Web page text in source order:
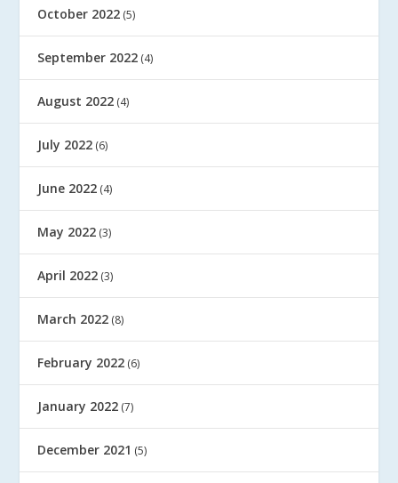
October 2022 (5)
September 2022 (4)
August 2022 (4)
July 2022 (6)
June 2022 (4)
May 2022 (3)
April 2022 (3)
March 2022 (8)
February 2022 (6)
January 2022 (7)
December 2021 (5)